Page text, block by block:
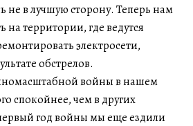
не в лучшую сторону. Теперь нам
на территории, где ведутся
электросети,
обстрелов.
войны в нашем
спокойнее, чем в других
год войны мы еще ездили